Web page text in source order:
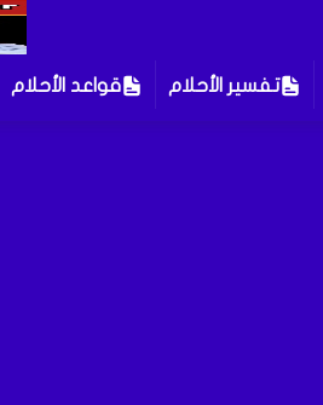
تفسير الأحلام قواعد الأحلام